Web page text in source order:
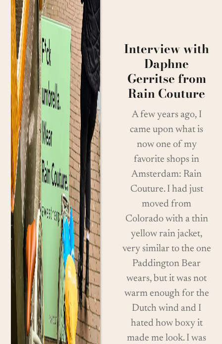
Interview with
Daphne
Gerritse from
Rain Couture
A few years ago, I
came upon what is
now one of my
favorite shops in
Amsterdam: Rain
Couture. I had just
moved from
Colorado with a thin
yellow rain jacket,
very similar to the one
Paddington Bear
wears, but it was not
warm enough for the
Dutch wind and I
hated how boxy it
made me look. I was